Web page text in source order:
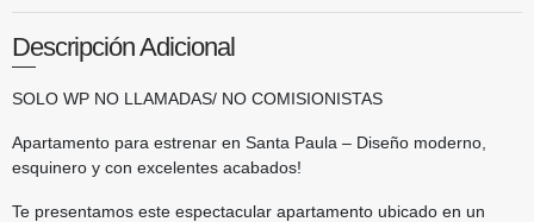
Descripción Adicional
SOLO WP NO LLAMADAS/ NO COMISIONISTAS
Apartamento para estrenar en Santa Paula – Diseño moderno,
esquinero y con excelentes acabados!
Te presentamos este espectacular apartamento ubicado en un